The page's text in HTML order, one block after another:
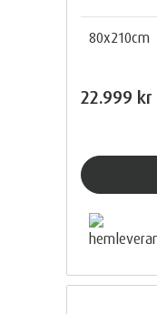
80x210cm
22.999 kr